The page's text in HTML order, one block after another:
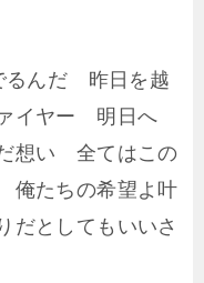
るんだ 昨日を越
イヤー 明日へ
想い 全てはこの
たちの希望よ叶
だとしてもいいさ